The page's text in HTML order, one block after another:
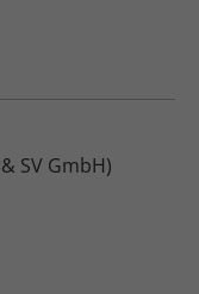
SV GmbH)